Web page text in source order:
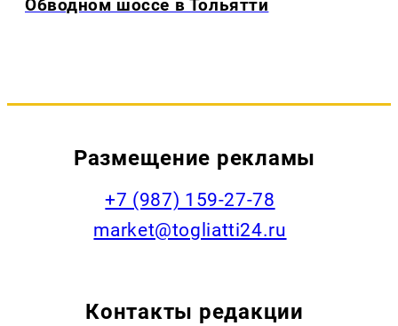
Обводном шоссе в Тольятти
Размещение рекламы
+7 (987) 159-27-78
market@togliatti24.ru
Контакты редакции